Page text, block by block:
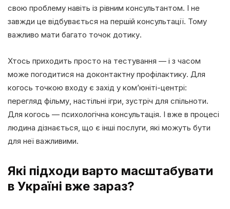
свою проблему навіть із рівним консультантом. І не
завжди це відбувається на першій консультації. Тому
важливо мати багато точок дотику.
Хтось приходить просто на тестування — і з часом
може погодитися на доконтактну профілактику. Для
когось точкою входу є захід у ком’юніті-центрі:
перегляд фільму, настільні ігри, зустріч для спільноти.
Для когось — психологічна консультація. І вже в процесі
людина дізнається, що є інші послуги, які можуть бути
для неї важливими.
Які підходи варто масштабувати
в Україні вже зараз?